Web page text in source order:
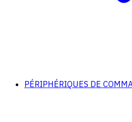
PÉRIPHÉRIQUES DE